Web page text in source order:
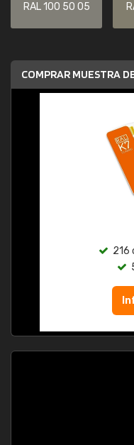
RAL 100 50 05
COMPRAR MUESTRA
216